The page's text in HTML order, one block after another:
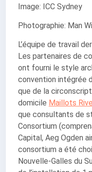
Image: ICC Sydney
Photographie: Man
L’équipe de travail
Les partenaires de
ont fourni le style
convention intégrée
que de la
domicile Maillots
que consultants de
Consortium
Capital, Aeg Ogden
consortium a été
Nouvelle-Galles du